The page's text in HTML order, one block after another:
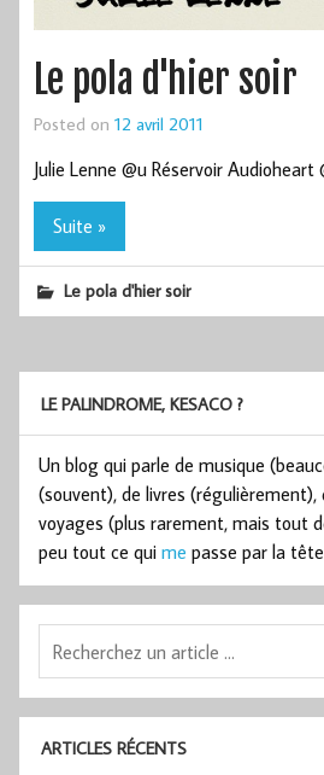
Le pola d'hier soir
Posted on 12 avril 2011
Julie Lenne @u Réservoir Audioheart
Suite »
Le pola d'hier soir
LE PALINDROME, KESACO ?
Un blog qui parle de musique
(souvent), de livres (régulièrement),
voyages (plus rarement, mais tout
peu tout ce qui me passe par la
ARTICLES RÉCENTS